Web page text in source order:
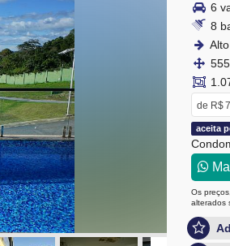
6
8
555,
de R$
aceita
Os
alterados